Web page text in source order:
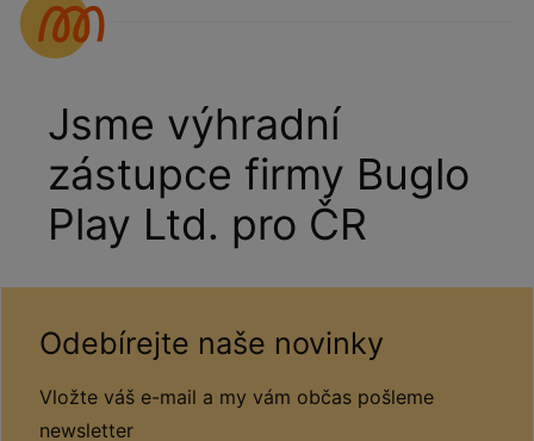
Jsme výhradní
zástupce firmy Buglo
Play Ltd. pro ČR
Odebírejte naše novinky
Vložte váš e-mail a my vám občas pošleme
newsletter